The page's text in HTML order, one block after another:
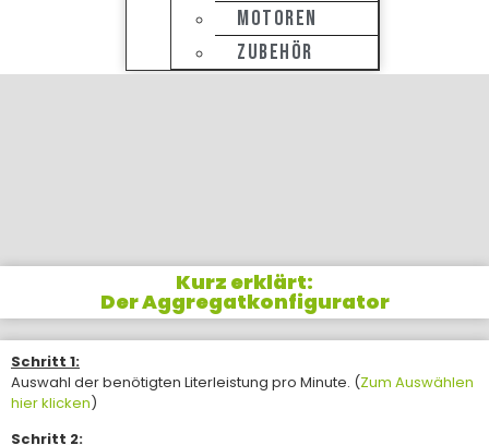
Motoren
Zubehör
Kurz erklärt:
Der Aggregatkonfigurator
Schritt 1:
Auswahl der benötigten Literleistung pro Minute. (Zum Auswählen
hier klicken)
Schritt 2: